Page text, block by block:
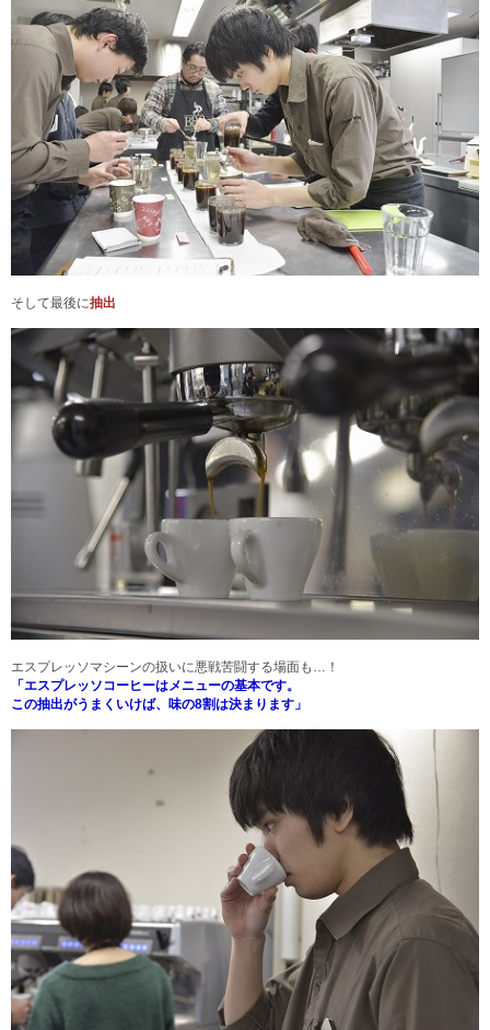
そして最後に抽出
エスプレッソマシーンの扱いに悪戦苦闘する場面も…！
「エスプレッソコーヒーはメニューの基本です。
この抽出がうまくいけば、味の8割は決まります」